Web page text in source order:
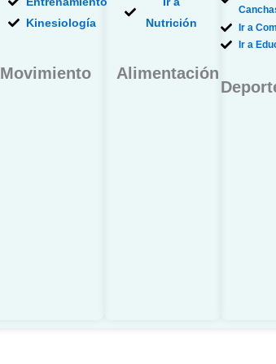
Kinesiología
Movimiento
Nutrición
Alimentación
Ir a
Ir a